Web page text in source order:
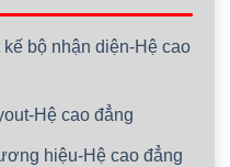
bộ nhận diện-Hệ cao
Hệ cao đẳng
hiệu-Hệ cao đẳng